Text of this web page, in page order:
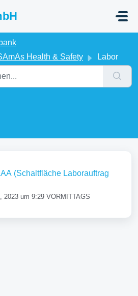
gehen
Health & Safety
Labor
(Schaltfläche Laborauftrag
2023 um 9:29 VORMITTAGS